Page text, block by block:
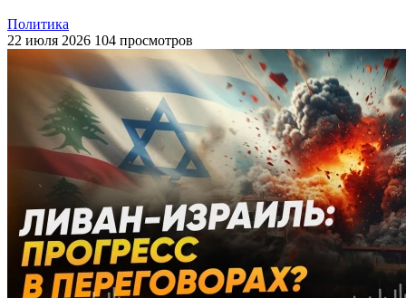
Политика
22 июля 2026 104 просмотров